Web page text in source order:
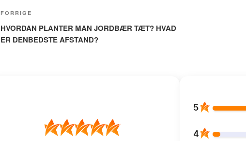
Indlægsnavigation
Forrige
indlæg
FORRIGE
HVORDAN PLANTER MAN JORDBÆR TÆT? HVAD
ER DENBEDSTE AFSTAND?
5
4